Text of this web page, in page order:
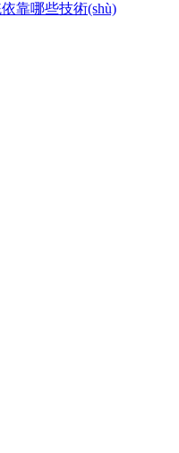
靠哪些技術(shù)